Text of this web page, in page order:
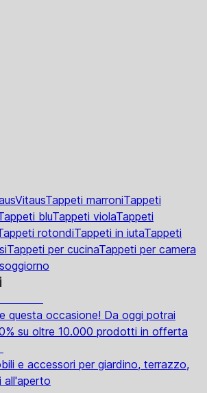
VitausTappeti marroniTappeti
bluTappeti violaTappeti
rotondiTappeti in iutaTappeti
Tappeti per cucinaTappeti per camera
questa occasione! Da oggi potrai
su oltre 10.000 prodotti in offerta
e accessori per giardino, terrazzo,
all'aperto